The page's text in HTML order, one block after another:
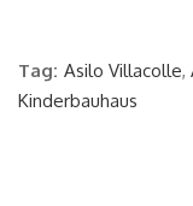
Tag: Asilo Villacolle,
Kinderbauhaus